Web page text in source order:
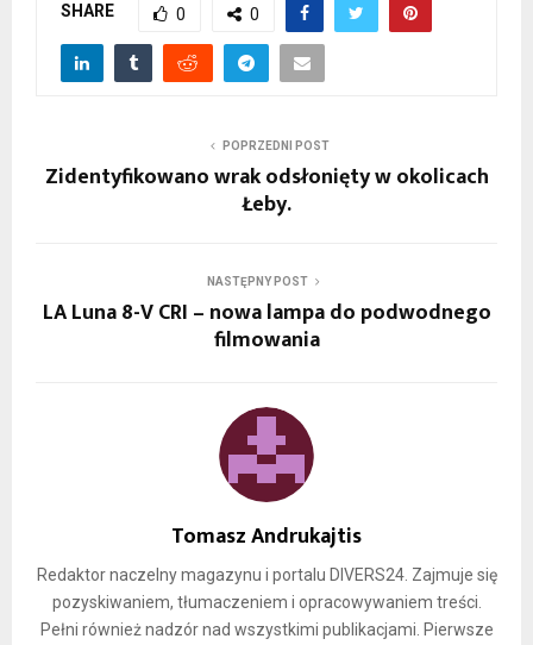
SHARE 0 0
POPRZEDNI POST
Zidentyfikowano wrak odsłonięty w okolicach
Łeby.
NASTĘPNY POST
LA Luna 8-V CRI – nowa lampa do podwodnego
filmowania
Tomasz Andrukajtis
Redaktor naczelny magazynu i portalu DIVERS24. Zajmuje się
pozyskiwaniem, tłumaczeniem i opracowywaniem treści.
Pełni również nadzór nad wszystkimi publikacjami. Pierwsze